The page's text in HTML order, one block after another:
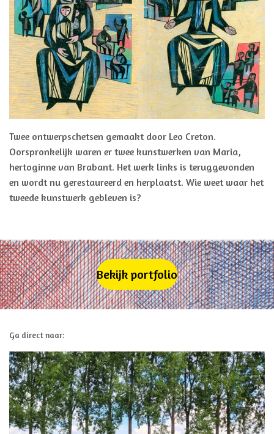
Twee ontwerpschetsen gemaakt door Leo Creton.
Oorspronkelijk waren er twee kunstwerken van Maria,
hertoginne van Brabant. Het werk links is teruggevonden
en wordt nu gerestaureerd en herplaatst. Wie weet waar het
tweede kunstwerk gebleven is?
Bekijk portfolio
Ga direct naar: